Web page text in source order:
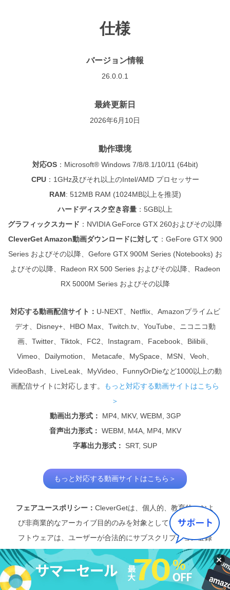
仕様
バージョン情報
26.0.0.1
最終更新日
2026年6月10日
動作環境
対応OS： Microsoft® Windows 7/8/8.1/10/11 (64bit)
CPU： 1GHz及びそれ以上のIntel/AMD プロセッサー
RAM: 512MB RAM (1024MB以上を推奨)
ハードディスク空き容量 ： 5GB以上
グラフィックスカード ：NVIDIA GeForce GTX 260およびその以降
CleverGet Amazon動画ダウンロードに対して ：GeFore GTX 900
Series およびその以降、Gefore GTX 900M Series (Notebooks) お
よびその以降、Radeon RX 500 Series およびその以降、Radeon
RX 5000M Series およびその以降
対応する動画配信サイト： U-NEXT、Netflix、Amazonプライムビ
デオ、Disney+、HBO Max、 Twitch.tv、YouTube、ニコニコ動
画、Twitter、Tiktok、FC2、Instagram、Facebook、Bilibili、
Vimeo、Dailymotion、 Metacafe、MySpace、MSN、Veoh、
VideoBash、LiveLeak、MyVideo、FunnyOrDieなど1000以上の動
画配信サイトに対応します。
もっと対応する動画サイトはこちら
＞
動画出力形式：
MP4, MKV, WEBM, 3GP
音声出力形式： WEBM, M4A, MP4, MKV
字幕出力形式：
SRT, SUP
もっと対応する動画サイトはこちら＞
フェアユースポリシー： CleverGetは、個人的、教育的、およ
び非商業的なアーカイブ目的のみを対象としています。本ソ
フトウェアは、ユーザーが合法的にサブスクリプション登録
または購入したデジタルメディア、ライブストリーム、また
はオンラインコースのローカルコピーを保存することを可能
にします。許可のない動画のダウンロード、およびCleverGet